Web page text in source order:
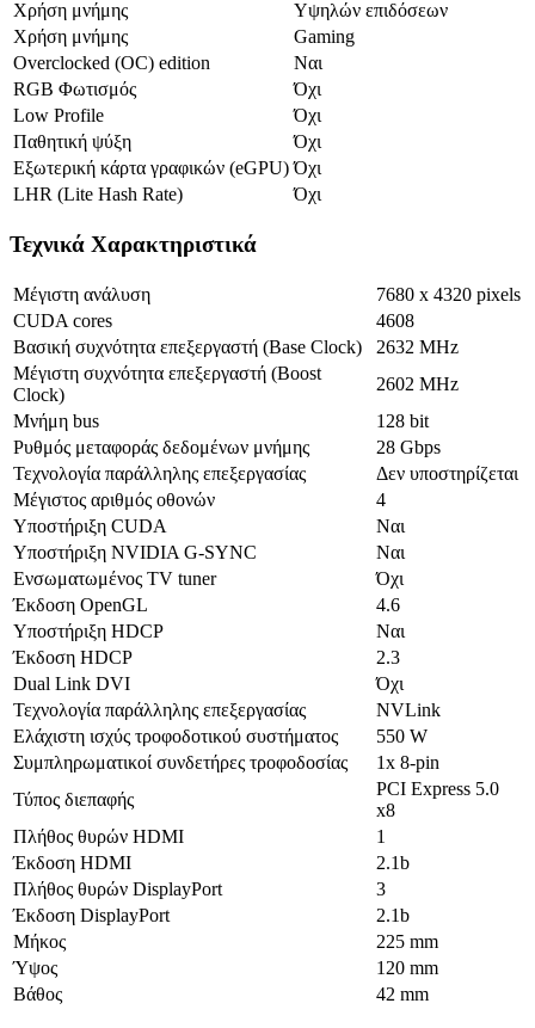
Χρήση μνήμης
Υψηλών επιδόσεων
Χρήση μνήμης
Gaming
Overclocked (OC) edition
Ναι
RGB Φωτισμός
Όχι
Low Profile
Όχι
Παθητική ψύξη
Όχι
Εξωτερική κάρτα γραφικών (eGPU) Όχι
LHR (Lite Hash Rate)
Όχι
Τεχνικά Χαρακτηριστικά
Μέγιστη ανάλυση
7680 x 4320 pixels
CUDA cores
4608
Βασική συχνότητα επεξεργαστή (Base Clock)
2632 MHz
Μέγιστη συχνότητα επεξεργαστή (Boost
Clock)
2602 MHz
Μνήμη bus
128 bit
Ρυθμός μεταφοράς δεδομένων μνήμης
28 Gbps
Τεχνολογία παράλληλης επεξεργασίας
Δεν υποστηρίζεται
Μέγιστος αριθμός οθονών
4
Υποστήριξη CUDA
Ναι
Υποστήριξη NVIDIA G-SYNC
Ναι
Ενσωματωμένος TV tuner
Όχι
Έκδοση OpenGL
4.6
Υποστήριξη HDCP
Ναι
Έκδοση HDCP
2.3
Dual Link DVI
Όχι
Τεχνολογία παράλληλης επεξεργασίας
NVLink
Ελάχιστη ισχύς τροφοδοτικού συστήματος
550 W
Συμπληρωματικοί συνδετήρες τροφοδοσίας
1x 8-pin
Τύπος διεπαφής
PCI Express 5.0
x8
Πλήθος θυρών HDMI
1
Έκδοση HDMI
2.1b
Πλήθος θυρών DisplayPort
3
Έκδοση DisplayPort
2.1b
Μήκος
225 mm
Ύψος
120 mm
Βάθος
42 mm